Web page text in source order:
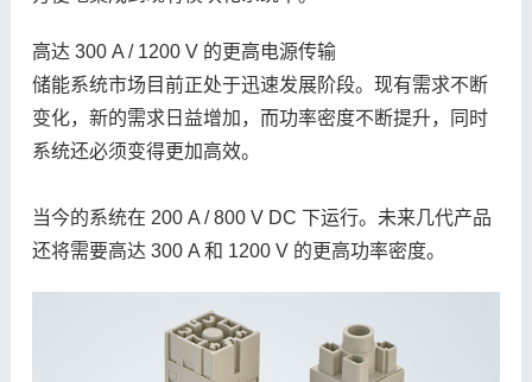
高达 300 A / 1200 V 的更高电源传输
储能系统市场目前正处于迅速发展阶段。现有需求不断
变化，新的需求日益增加，而功率密度不断提升，同时
系统还必须变得更加高效。
当今的系统在 200 A / 800 V DC 下运行。未来几代产品
还将需要高达 300 A 和 1200 V 的更高功率密度。